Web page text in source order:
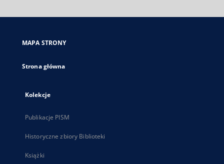
się
karcie
MAPA STRONY
Strona główna
Kolekcje
Publikacje PISM
Historyczne zbiory Biblioteki
Książki